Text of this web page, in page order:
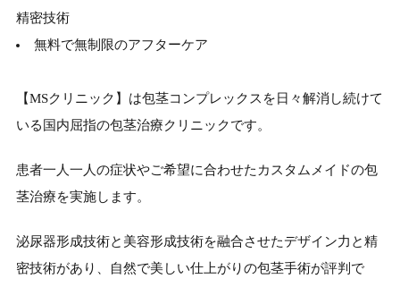
精密技術
無料で無制限のアフターケア
【MSクリニック】は包茎コンプレックスを日々解消し続けて
いる国内屈指の包茎治療クリニックです。
患者一人一人の症状やご希望に合わせたカスタムメイドの包
茎治療を実施します。
泌尿器形成技術と美容形成技術を融合させたデザイン力と精
密技術があり、自然で美しい仕上がりの包茎手術が評判で